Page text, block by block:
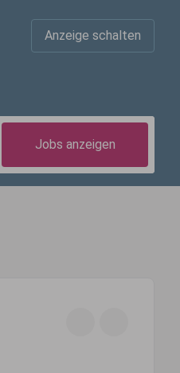
Anzeige schalten
Jobs anzeigen